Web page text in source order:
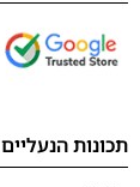
תכונות הנעליים